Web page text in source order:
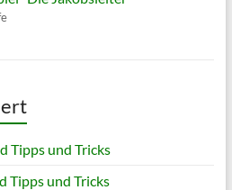
Tipps und Tricks
Tipps und Tricks